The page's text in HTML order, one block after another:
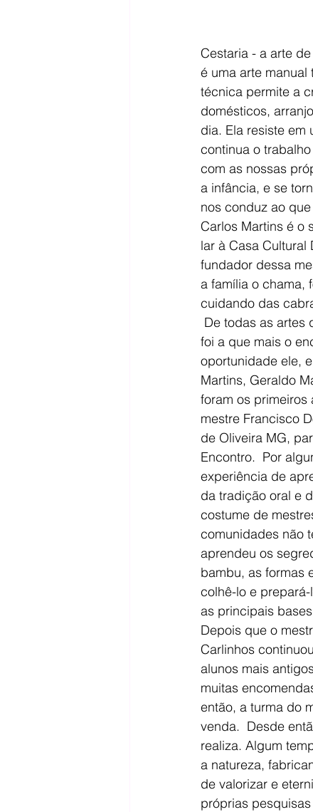
Cestaria - a arte
é uma arte
técnica permite a
domésticos,
dia. Ela resiste em
continua o
com as nossas
a infância, e se
nos conduz ao
Carlos Martins é o
lar à Casa Cultural
fundador dessa
a família o chama,
cuidando das
foi a que mais o
oportunidade ele,
Martins, Geraldo
foram os primeiros
mestre Francisco
de Oliveira MG,
Encontro.  Por
experiência de
da tradição oral e
costume de
comunidades não
aprendeu os
bambu, as formas
colhê-lo e
as principais
Depois que o
Carlinhos
alunos mais
muitas
então, a turma do
venda.  Desde
realiza. Algum
a natureza,
de valorizar e
próprias